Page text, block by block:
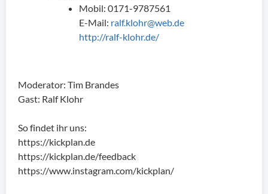
Mobil: 0171-9787561
E-Mail: ralf.klohr@web.de
http://ralf-klohr.de/
Moderator: Tim Brandes
Gast: Ralf Klohr
So findet ihr uns:
https://kickplan.de
https://kickplan.de/feedback
https://www.instagram.com/kickplan/